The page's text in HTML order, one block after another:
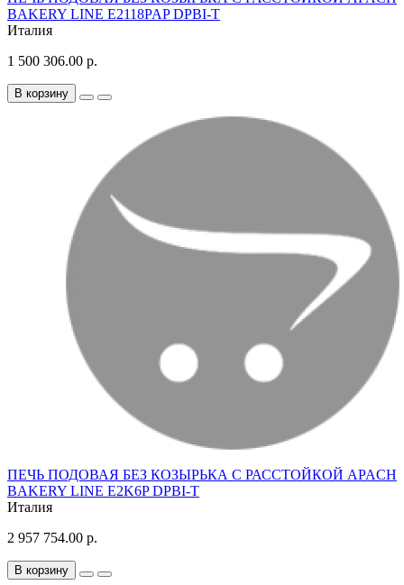
BAKERY LINE E2118PAP DPBI-T
Италия
1 500 306.00 р.
В корзину
ПЕЧЬ ПОДОВАЯ БЕЗ КОЗЫРЬКА С РАССТОЙКОЙ APACH
BAKERY LINE E2K6P DPBI-T
Италия
2 957 754.00 р.
В корзину